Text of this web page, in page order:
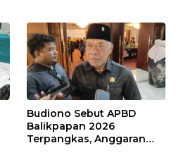
Budiono Sebut APBD
Balikpapan 2026
Terpangkas, Anggaran